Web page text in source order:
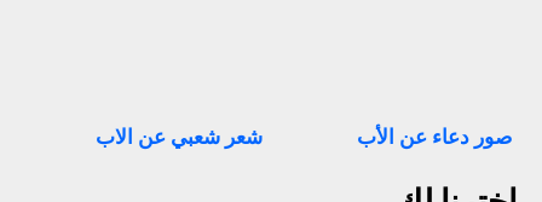
صور دعاء عن الأب شعر شعبي عن الاب